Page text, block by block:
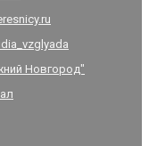
Новгород"